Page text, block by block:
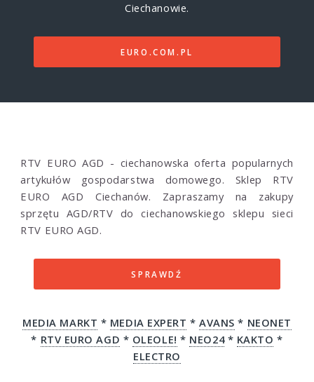
Ciechanowie.
EURO.COM.PL
RTV EURO AGD - ciechanowska oferta popularnych
artykułów gospodarstwa domowego. Sklep RTV
EURO AGD Ciechanów. Zapraszamy na zakupy
sprzętu AGD/RTV do ciechanowskiego sklepu sieci
RTV EURO AGD.
SPRAWDŹ
MEDIA MARKT * MEDIA EXPERT *AVANS * NEONET
* RTV EURO AGD * OLEOLE! * NEO24* KAKTO *
ELECTRO